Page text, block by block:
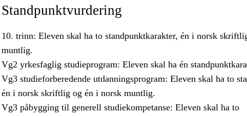
Standpunktvurdering
10. trinn: Eleven skal ha to standpunktkarakter, én i norsk
muntlig.
Vg2 yrkesfaglig studieprogram: Eleven skal ha én
Vg3 studieforberedende utdanningsprogram: Eleven skal ha to
én i norsk skriftlig og én i norsk muntlig.
Vg3 påbygging til generell studiekompetanse: Eleven skal ha to